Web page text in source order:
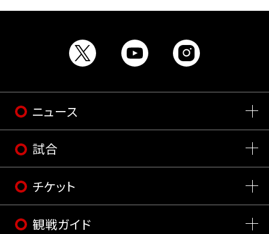
ニュース
試合
チケット
観戦ガイド